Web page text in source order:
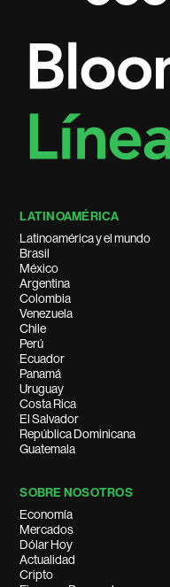
LATINOAMÉRICA
Latinoamérica y el mundo
Brasil
México
Argentina
Colombia
Venezuela
Chile
Perú
Ecuador
Panamá
Uruguay
Costa Rica
El Salvador
República Dominicana
Guatemala
SOBRE NOSOTROS
Economía
Mercados
Dólar Hoy
Actualidad
Cripto